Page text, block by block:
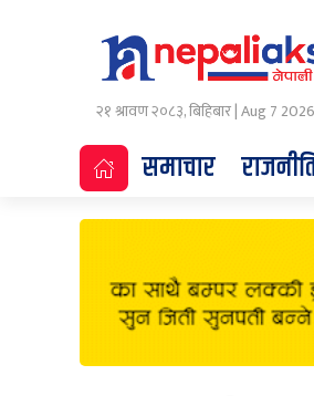
२१ श्रावण २०८३, बिहिबार | Aug 7 2026
समाचार